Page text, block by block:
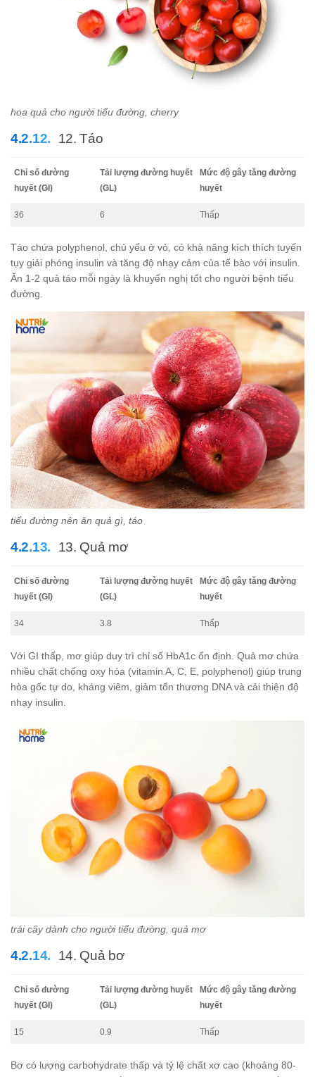
hoa quả cho người tiểu đường, cherry
12. Táo
Chỉ số đường
huyết (GI)
Tải lượng đường huyết
(GL)
Mức độ gây tăng đường
huyết
36 6 Thấp
Táo chứa polyphenol, chủ yếu ở vỏ, có khả năng kích thích tuyến
tụy giải phóng insulin và tăng độ nhạy cảm của tế bào với insulin.
Ăn 1-2 quả táo mỗi ngày là khuyến nghị tốt cho người bệnh tiểu
đường.
tiểu đường nên ăn quả gì, táo
13. Quả mơ
Chỉ số đường
huyết (GI)
Tải lượng đường huyết
(GL)
Mức độ gây tăng đường
huyết
34 3.8 Thấp
Với GI thấp, mơ giúp duy trì chỉ số HbA1c ổn định. Quả mơ chứa
nhiều chất chống oxy hóa (vitamin A, C, E, polyphenol) giúp trung
hòa gốc tự do, kháng viêm, giảm tổn thương DNA và cải thiện độ
nhạy insulin.
trái cây dành cho người tiểu đường, quả mơ
14. Quả bơ
Chỉ số đường
huyết (GI)
Tải lượng đường huyết
(GL)
Mức độ gây tăng đường
huyết
15 0.9 Thấp
Bơ có lượng carbohydrate thấp và tỷ lệ chất xơ cao (khoảng 80-